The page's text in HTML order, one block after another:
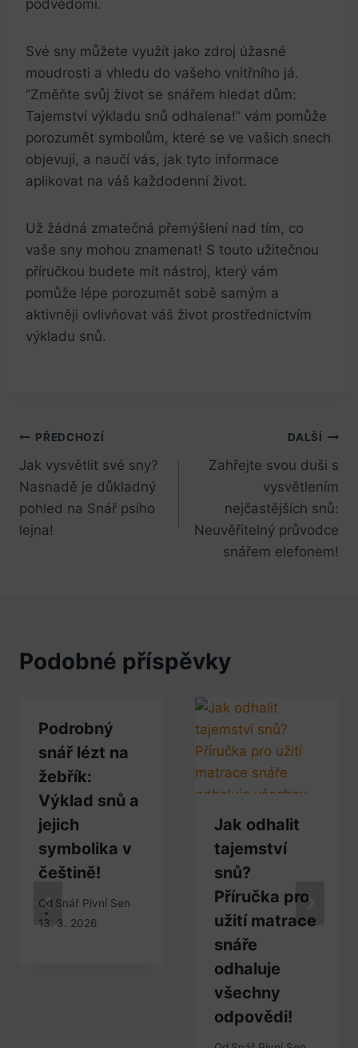
podvědomí.
Své sny můžete využít jako zdroj úžasné
moudrosti a vhledu do vašeho vnitřního já.
“Změňte svůj život se snářem hledat dům:
Tajemství výkladu snů odhalena!” vám pomůže
porozumět symbolům, které se ve vašich snech
objevují, a naučí vás, jak tyto informace
aplikovat na váš každodenní život.
Už žádná zmatečná přemýšlení nad tím, co
vaše sny mohou znamenat! S touto užitečnou
příručkou budete mít nástroj, který vám
pomůže lépe porozumět sobě samým a
aktivněji ovlivňovat váš život prostřednictvím
výkladu snů.
Navigace
pro
příspěvek
PŘEDCHOZÍ
Jak vysvětlit své sny?
Nasnadě je důkladný
pohled na Snář psího
lejna!
DALŠÍ
Zahřejte svou duši s
vysvětlením
nejčastějších snů:
Neuvěřitelný průvodce
snářem elefonem!
Podobné příspěvky
Podrobný
snář lézt na
žebřík:
Výklad snů a
jejich
symbolika v
češtině!
Od Snář Pivní Sen
13. 3. 2026
Jak odhalit
tajemství
snů?
Příručka pro
užití matrace
snáře
odhaluje
všechny
odpovědi!